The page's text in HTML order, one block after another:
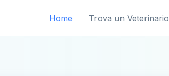
Home Trova un Veterinario